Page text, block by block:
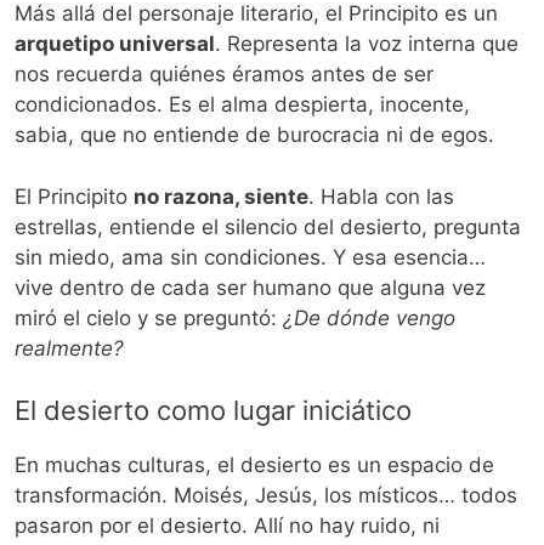
Más allá del personaje literario, el Principito es un
arquetipo universal. Representa la voz interna que
nos recuerda quiénes éramos antes de ser
condicionados. Es el alma despierta, inocente,
sabia, que no entiende de burocracia ni de egos.
El Principito no razona, siente. Habla con las
estrellas, entiende el silencio del desierto, pregunta
sin miedo, ama sin condiciones. Y esa esencia…
vive dentro de cada ser humano que alguna vez
miró el cielo y se preguntó: ¿De dónde vengo
realmente?
El desierto como lugar iniciático
En muchas culturas, el desierto es un espacio de
transformación. Moisés, Jesús, los místicos… todos
pasaron por el desierto. Allí no hay ruido, ni